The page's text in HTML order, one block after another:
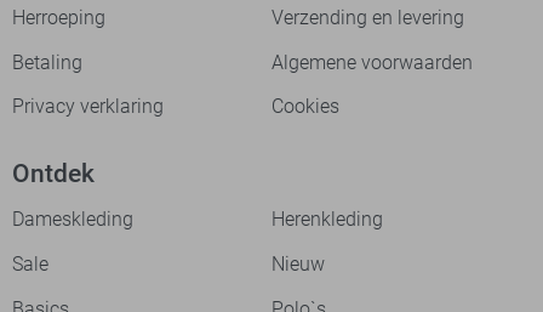
Herroeping
Verzending en levering
Betaling
Algemene voorwaarden
Privacy verklaring
Cookies
Ontdek
Dameskleding
Herenkleding
Sale
Nieuw